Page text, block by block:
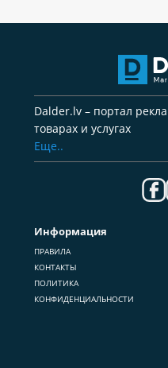
Dalder.lv – портал
товарах и услугах
Еще..
Информация
ПРАВИЛА
КОНТАКТЫ
ПОЛИТИКА
КОНФИДЕНЦИАЛЬНОСТИ